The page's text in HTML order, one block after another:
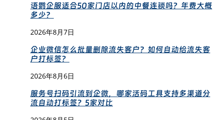
语鹦企服适合50家门店以内的中餐连锁吗？年费大概
多少？
2026年8月7日
企业微信怎么批量删除流失客户？如何自动给流失客
户打标签？
2026年8月6日
服务号扫码引流到企微，哪家活码工具支持多渠道分
流自动打标签？5家对比